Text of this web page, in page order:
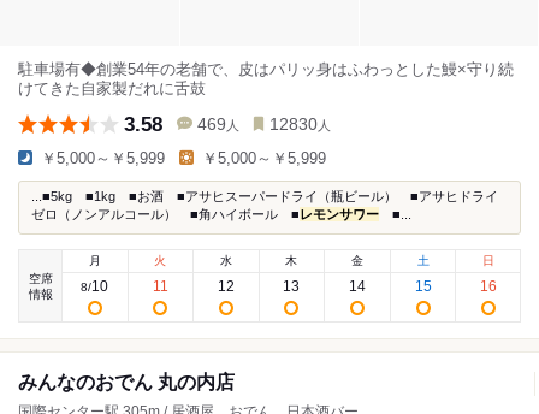
駐車場有◆創業54年の老舗で、皮はパリッ身はふわっとした鰻×守り続
けてきた自家製だれに舌鼓
3.58 469 人 12830 人
￥5,000～￥5,999 ￥5,000～￥5,999
...■5kg ■1kg ■お酒 ■アサヒスーパードライ（瓶ビール） ■アサヒドライ
ゼロ（ノンアルコール） ■角ハイボール ■ レモンサワー ■...
空席
情報
月
8/10
火
11
水
12
木
13
金
14
土
15
日
16
みんなのおでん 丸の内店